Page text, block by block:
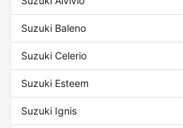
Suzuki Baleno
Suzuki Celerio
Suzuki Esteem
Suzuki Ignis